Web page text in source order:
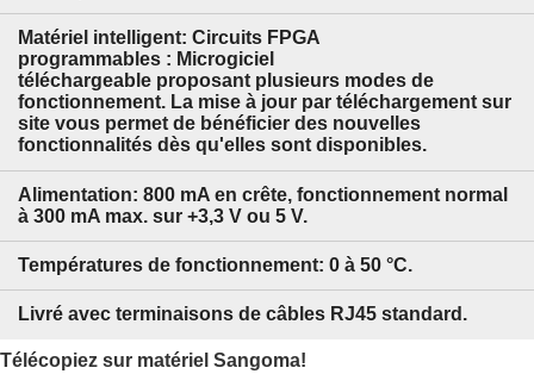
Matériel intelligent: Circuits FPGA
programmables : Microgiciel
téléchargeable proposant plusieurs modes de
fonctionnement. La mise à jour par téléchargement sur
site vous permet de bénéficier des nouvelles
fonctionnalités dès qu'elles sont disponibles.
Alimentation: 800 mA en crête, fonctionnement normal
à 300 mA max. sur +3,3 V ou 5 V.
Températures de fonctionnement: 0 à 50 °C.
Livré avec terminaisons de câbles RJ45 standard.
Télécopiez sur matériel Sangoma!